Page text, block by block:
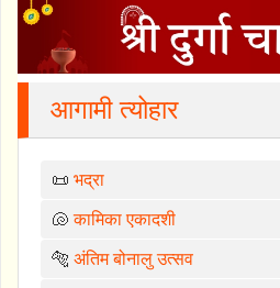
आगामी त्योहार
📜 भद्रा
🐚कामिका एकादशी
🐅 अंतिम बोनालु उत्सव